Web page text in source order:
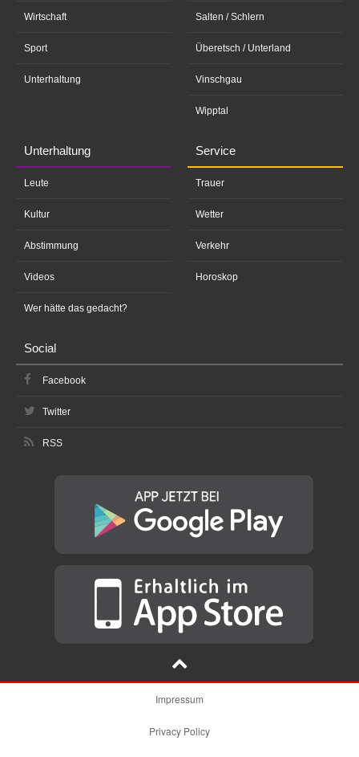
Wirtschaft
Sport
Unterhaltung
Salten / Schlern
Überetsch / Unterland
Vinschgau
Wipptal
Unterhaltung
Leute
Kultur
Abstimmung
Videos
Wer hätte das gedacht?
Service
Trauer
Wetter
Verkehr
Horoskop
Social
Facebook
Twitter
RSS
Impressum
Privacy Policy